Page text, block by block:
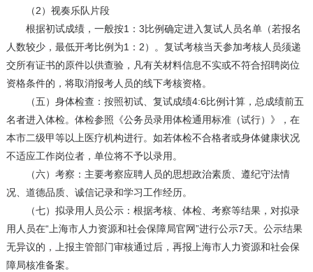
（2）视奏乐队片段
根据初试成绩，一般按1：3比例确定进入复试人员名单（若报名
人数较少，最低开考比例为1：2）。复试考核当天参加考核人员须递
交所有证书的原件以供查验，凡有关材料信息不实或不符合招聘岗位
资格条件的，将取消报考人员的线下考核资格。
（五）身体检查：按照初试、复试成绩4:6比例计算，总成绩前五
名者进入体检。体检参照《公务员录用体检通用标准（试行）》，在
本市二级甲等以上医疗机构进行。如若体检不合格者或身体健康状况
不适应工作岗位者，单位将不予以录用。
（六）考察：主要考察应聘人员的思想政治素质、遵纪守法情
况、道德品质、诚信记录和学习工作经历。
（七）拟录用人员公示：根据考核、体检、考察等结果，对拟录
用人员在“上海市人力资源和社会保障局官网”进行公示7天。公示结果
无异议的，上报主管部门审核通过后，再报上海市人力资源和社会保
障局核准备案。